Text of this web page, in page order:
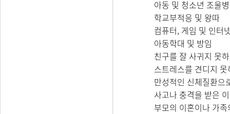
아동 및 청소년 조울
학교부적응 및 왕따
컴퓨터, 게임 및 인터
아동학대 및 방임
친구를 잘 사귀지 못
스트레스를 견디지
만성적인 신체질환으
사고나 충격을 받은
부모의 이혼이나 가